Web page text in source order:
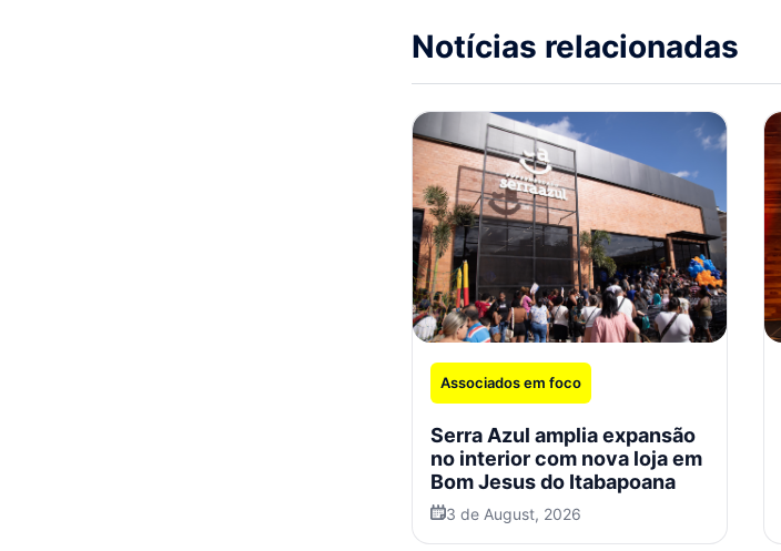
Notícias relacionadas
Associados em foco
Serra Azul amplia expansão
no interior com nova loja em
Bom Jesus do Itabapoana
3 de August, 2026